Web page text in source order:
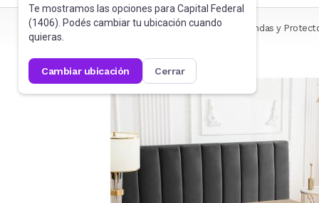
Te mostramos las opciones para Capital Federal
(1406). Podés cambiar tu ubicación cuando
quieras.
cambiar ubicación cerrar
Frávega Hogar Blanquería Ropa de cama Fundas y